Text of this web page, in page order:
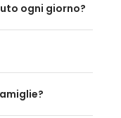
ogni giorno?